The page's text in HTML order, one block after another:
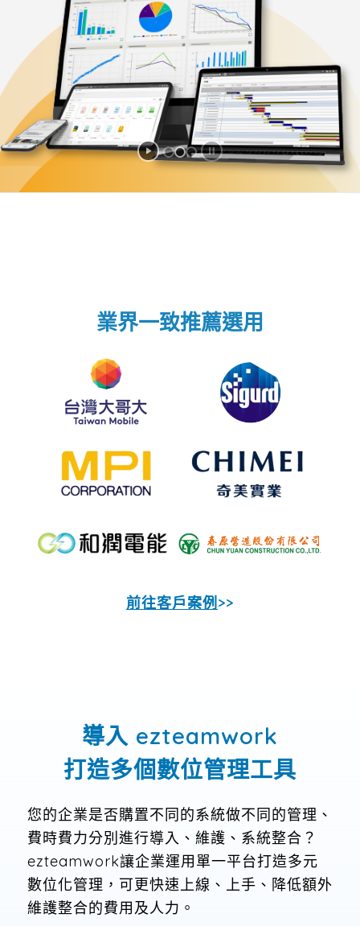
業界一致推薦選用
前往客戶案例 >>
導入 ezteamwork
打造多個數位管理工具
您的企業是否購置不同的系統做不同的管理、
費時費力分別進行導入、維護、系統整合？
ezteamwork讓企業運用單一平台打造多元
數位化管理，可更快速上線、上手、降低額外
維護整合的費用及人力。